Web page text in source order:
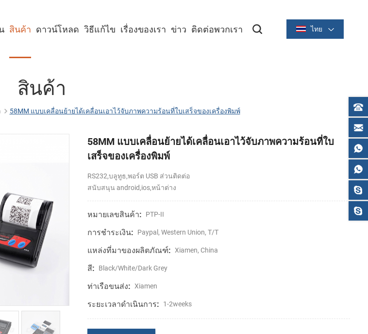
ไทย
สินค้า ดาวน์โหลด วิธีแก้ไข เรื่องของเรา ข่าว ติดต่อพวกเรา
สินค้า
58MM แบบเคลื่อนย้ายได้เคลื่อนเอาไว้จับภาพความร้อนที่ใบเสร็จของเครื่องพิมพ์
58MM แบบเคลื่อนย้ายได้เคลื่อนเอาไว้จับภาพความร้อนที่ใบ
เสร็จของเครื่องพิมพ์
RS232,บลูทูธ,พอร์ต USB ส่วนติดต่อ
สนับสนุน android,ios,หน้าต่าง
หมายเลขสินค้า: PTP-II
การชำระเงิน: Paypal, Western Union, T/T
แหล่งที่มาของผลิตภัณฑ์: Xiamen, China
สี: Black/White/Dark Grey
ท่าเรือขนส่ง: Xiamen
ระยะเวลาดำเนินการ: 1-2weeks